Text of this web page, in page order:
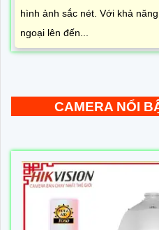
hình ảnh sắc nét. Với khả
ngoại lên đến...
CAMERA NỔI